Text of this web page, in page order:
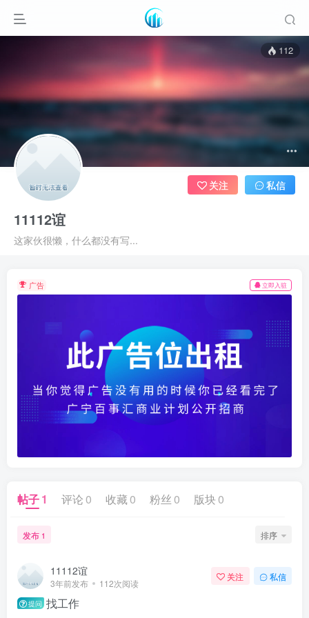
112
11112谊
这家伙很懒，什么都没有写...
关注 私信
广告 立即入驻
帖子1 评论 0 收藏 0 粉丝 0 版块 0
发布 1 排序
11112谊
3年前发布 112次阅读
关注 私信
提问 找工作